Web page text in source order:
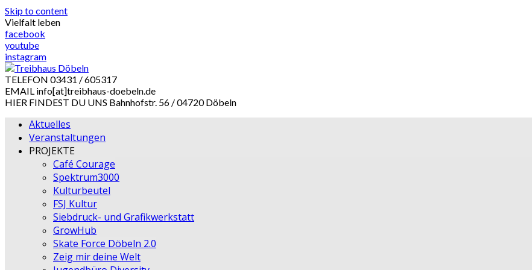
Skip to content
Vielfalt leben
facebook
youtube
instagram
TELEFON 03431 / 605317
EMAIL info[at]treibhaus-doebeln.de
HIER FINDEST DU UNS Bahnhofstr. 56 / 04720 Döbeln
Aktuelles
Veranstaltungen
PROJEKTE
Café Courage
Spektrum3000
Kulturbeutel
FSJ Kultur
Siebdruck- und Grafikwerkstatt
GrowHub
Skate Force Döbeln 2.0
Zeig mir deine Welt